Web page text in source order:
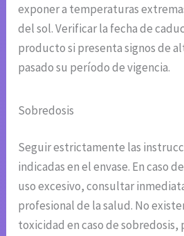
exponer a temperaturas
del sol. Verificar la fecha de
producto si presenta signos de
pasado su período de vigencia.
Sobredosis
Seguir estrictamente las
indicadas en el envase. En caso
uso excesivo, consultar
profesional de la salud. No
toxicidad en caso de sobredosis,